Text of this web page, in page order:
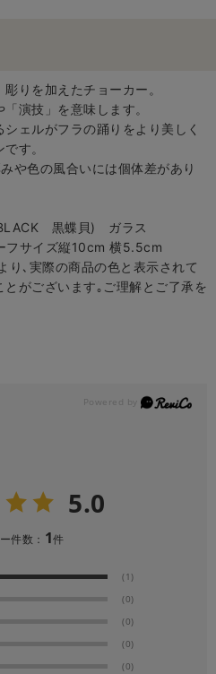
りを加えたチョーカー。
演技」を意味します。
ェルがフラの踊りをより美しく
す。
や色の風合いには個体差があり
黒蝶貝) ガラス
サイズ縦10cm 横5.5cm
り､実際の商品の色と表示されて
がございます｡ご理解とご了承を
5.0
件数： 1件
(1)
(0)
(0)
(0)
(0)